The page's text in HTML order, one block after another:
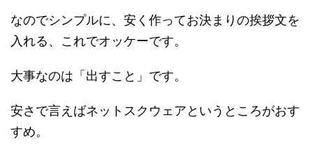
なのでシンプルに、安く作ってお決まりの挨拶文を
入れる、これでオッケーです。
大事なのは「出すこと」です。
安さで言えばネットスクウェアというところがおす
すめ。